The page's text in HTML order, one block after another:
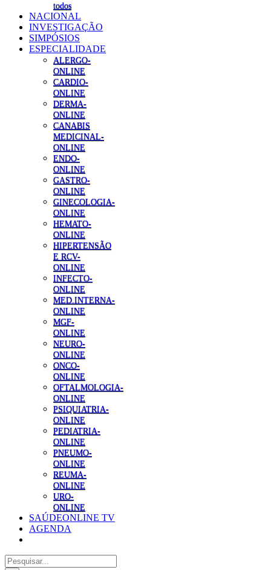
todos
NACIONAL
INVESTIGAÇÃO
SIMPÓSIOS
ESPECIALIDADE
ALERGO-
ONLINE
CARDIO-
ONLINE
DERMA-
ONLINE
CANABIS
MEDICINAL-
ONLINE
ENDO-
ONLINE
GASTRO-
ONLINE
GINECOLOGIA-
ONLINE
HEMATO-
ONLINE
HIPERTENSÃO
E RCV-
ONLINE
INFECTO-
ONLINE
MED.INTERNA-
ONLINE
MGF-
ONLINE
NEURO-
ONLINE
ONCO-
ONLINE
OFTALMOLOGIA-
ONLINE
PSIQUIATRIA-
ONLINE
PEDIATRIA-
ONLINE
PNEUMO-
ONLINE
REUMA-
ONLINE
URO-
ONLINE
SAÚDEONLINE TV
AGENDA
Pesquisar